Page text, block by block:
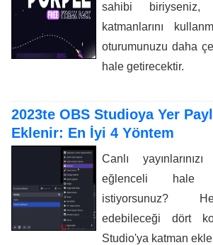
sahibi biriyseniz,
katmanlarını
oturumunuzu daha
hale getirecektir.
2023te OBS Studioya Yer
Eklenir: En İyi 4 Yöntem
Canlı
eğlenceli hale
istiyorsunuz?
edebileceği dört
Studio'ya katman